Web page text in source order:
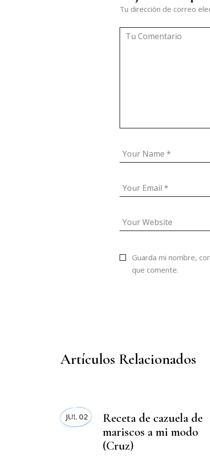
Tu dirección de correo
Guarda mi nombre,
que comente.
Artículos Relacionados
RECETAS
JUL 02
Receta de cazuela de
mariscos a mi modo
(Cruz)